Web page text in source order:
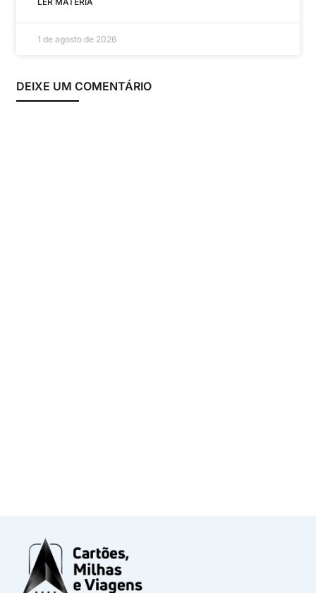
1 de agosto de 2026
DEIXE UM COMENTÁRIO